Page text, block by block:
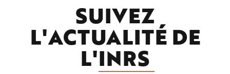
SUIVEZ
L'ACTUALITÉ DE
L'INRS